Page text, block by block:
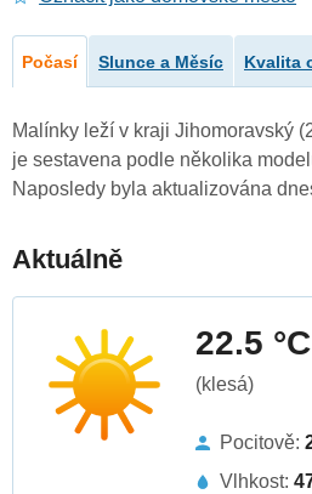
Počasí Slunce a Měsíc Kvalita
Malínky leží v kraji Jihomoravský
je sestavena podle několika
Naposledy byla aktualizována
Aktuálně
22.5 °C
(klesá)
Pocitově:
Vlhkost: